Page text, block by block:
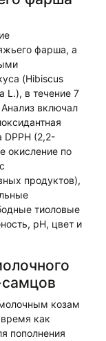
фарша, а
(Hibiscus
L.), в течение 7
включал
DPPH (2,2-
окисление по
продуктов),
тиоловые
pH, цвет и
самцов
козам
как
пополнения